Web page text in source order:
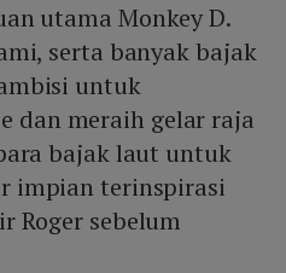
utama Monkey D.
serta banyak bajak
untuk
dan meraih gelar raja
bajak laut untuk
impian terinspirasi
Roger sebelum